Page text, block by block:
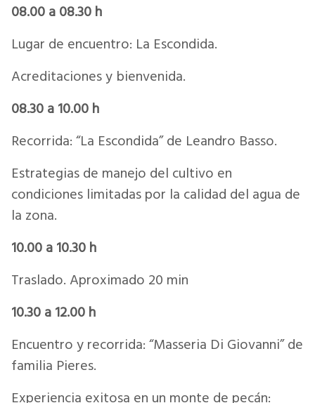
08.00 a 08.30 h
Lugar de encuentro: La Escondida.
Acreditaciones y bienvenida.
08.30 a 10.00 h
Recorrida: “La Escondida” de Leandro Basso.
Estrategias de manejo del cultivo en
condiciones limitadas por la calidad del agua de
la zona.
10.00 a 10.30 h
Traslado. Aproximado 20 min
10.30 a 12.00 h
Encuentro y recorrida: “Masseria Di Giovanni” de
familia Pieres.
Experiencia exitosa en un monte de pecán: